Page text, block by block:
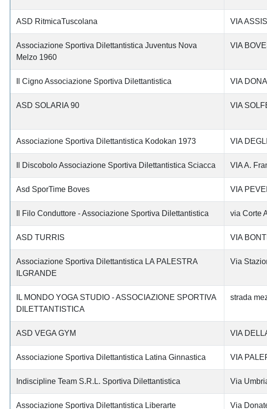
ASD RitmicaTuscolana VIA
Associazione Sportiva Dilettantistica Juventus Nova
Melzo 1960
VIA
Il Cigno Associazione Sportiva Dilettantistica VIA
ASD SOLARIA 90 VIA
Associazione Sportiva Dilettantistica Kodokan 1973 VIA
Il Discobolo Associazione Sportiva Dilettantistica Sciacca VIA A.
Asd SporTime Boves VIA
Il Filo Conduttore - Associazione Sportiva Dilettantistica via Corte
ASD TURRIS VIA
Associazione Sportiva Dilettantistica LA PALESTRA
ILGRANDE
Via
IL MONDO YOGA STUDIO - ASSOCIAZIONE SPORTIVA
DILETTANTISTICA
strada
ASD VEGA GYM VIA
Associazione Sportiva Dilettantistica Latina Ginnastica VIA
Indiscipline Team S.R.L. Sportiva Dilettantistica Via
Associazione Sportiva Dilettantistica Liberarte Via